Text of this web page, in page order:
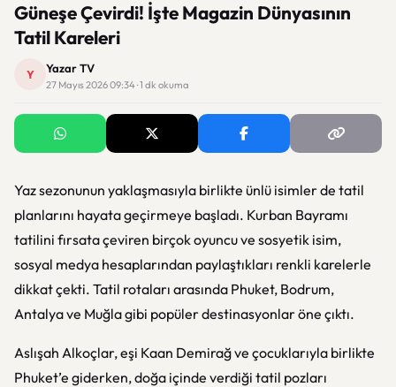
Güneşe Çevirdi! İşte Magazin Dünyasının
Tatil Kareleri
Y Yazar TV
27 Mayıs 2026 09:34 · 1 dk okuma
Yaz sezonunun yaklaşmasıyla birlikte ünlü isimler de tatil
planlarını hayata geçirmeye başladı. Kurban Bayramı
tatilini fırsata çeviren birçok oyuncu ve sosyetik isim,
sosyal medya hesaplarından paylaştıkları renkli karelerle
dikkat çekti. Tatil rotaları arasında Phuket, Bodrum,
Antalya ve Muğla gibi popüler destinasyonlar öne çıktı.
Aslışah Alkoçlar, eşi Kaan Demirağ ve çocuklarıyla birlikte
Phuket’e giderken, doğa içinde verdiği tatil pozları